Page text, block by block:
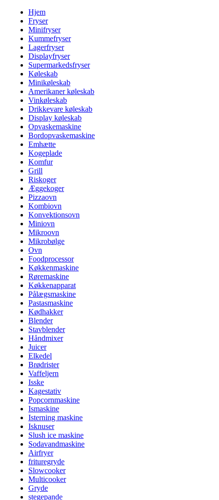
Hjem
Fryser
Minifryser
Kummefryser
Lagerfryser
Displayfryser
Supermarkedsfryser
Køleskab
Minikøleskab
Amerikaner køleskab
Vinkøleskab
Drikkevare køleskab
Display køleskab
Opvaskemaskine
Bordopvaskemaskine
Emhætte
Kogeplade
Komfur
Grill
Riskoger
Æggekoger
Pizzaovn
Kombiovn
Konvektionsovn
Miniovn
Mikroovn
Mikrobølge
Ovn
Foodprocessor
Køkkenmaskine
Røremaskine
Køkkenapparat
Pålægsmaskine
Pastasmaskine
Kødhakker
Blender
Stavblender
Håndmixer
Juicer
Elkedel
Brødrister
Vaffeljern
Isske
Kagestativ
Popcornmaskine
Ismaskine
Isterning maskine
Isknuser
Slush ice maskine
Sodavandmaskine
Airfryer
frituregryde
Slowcooker
Multicooker
Gryde
stegepande